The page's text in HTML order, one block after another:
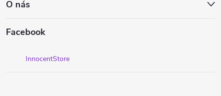
O nás
Facebook
InnocentStore